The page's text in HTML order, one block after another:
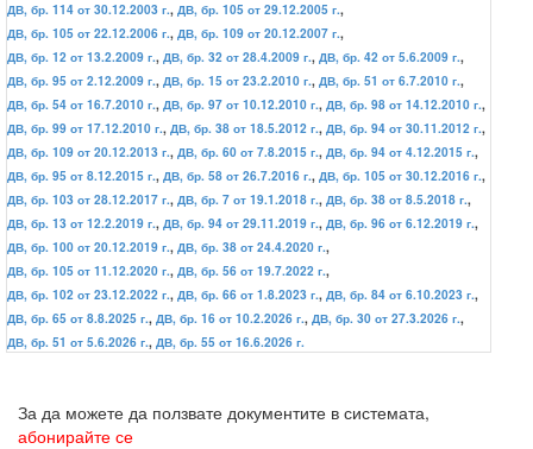
ДВ, бр. 114 от 30.12.2003 г., ДВ, бр. 105 от 29.12.2005 г.,
ДВ, бр. 105 от 22.12.2006 г., ДВ, бр. 109 от 20.12.2007 г.,
ДВ, бр. 12 от 13.2.2009 г., ДВ, бр. 32 от 28.4.2009 г., ДВ, бр. 42 от 5.6.2009 г.,
ДВ, бр. 95 от 2.12.2009 г., ДВ, бр. 15 от 23.2.2010 г., ДВ, бр. 51 от 6.7.2010 г.,
ДВ, бр. 54 от 16.7.2010 г., ДВ, бр. 97 от 10.12.2010 г., ДВ, бр. 98 от 14.12.2010 г.,
ДВ, бр. 99 от 17.12.2010 г., ДВ, бр. 38 от 18.5.2012 г., ДВ, бр. 94 от 30.11.2012 г.,
ДВ, бр. 109 от 20.12.2013 г., ДВ, бр. 60 от 7.8.2015 г., ДВ, бр. 94 от 4.12.2015 г.,
ДВ, бр. 95 от 8.12.2015 г., ДВ, бр. 58 от 26.7.2016 г., ДВ, бр. 105 от 30.12.2016 г.,
ДВ, бр. 103 от 28.12.2017 г., ДВ, бр. 7 от 19.1.2018 г., ДВ, бр. 38 от 8.5.2018 г.,
ДВ, бр. 13 от 12.2.2019 г., ДВ, бр. 94 от 29.11.2019 г., ДВ, бр. 96 от 6.12.2019 г.,
ДВ, бр. 100 от 20.12.2019 г., ДВ, бр. 38 от 24.4.2020 г.,
ДВ, бр. 105 от 11.12.2020 г., ДВ, бр. 56 от 19.7.2022 г.,
ДВ, бр. 102 от 23.12.2022 г., ДВ, бр. 66 от 1.8.2023 г., ДВ, бр. 84 от 6.10.2023 г.,
ДВ, бр. 65 от 8.8.2025 г., ДВ, бр. 16 от 10.2.2026 г., ДВ, бр. 30 от 27.3.2026 г.,
ДВ, бр. 51 от 5.6.2026 г., ДВ, бр. 55 от 16.6.2026 г.
За да можете да ползвате документите в системата,
абонирайте се